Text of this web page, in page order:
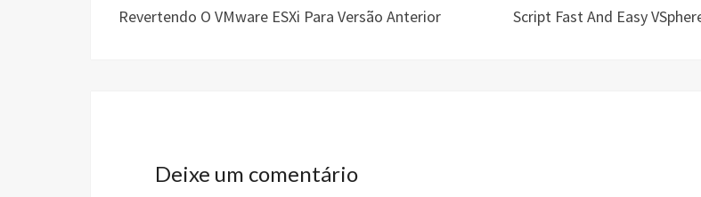
Revertendo O VMware ESXi Para Versão Anterior Script Fast And Easy
Deixe um comentário